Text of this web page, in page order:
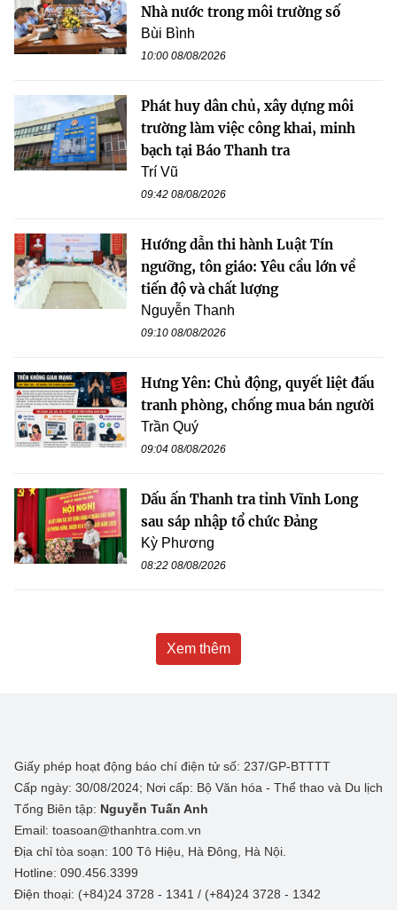
Nhà nước trong môi trường số
Bùi Bình
10:00 08/08/2026
Phát huy dân chủ, xây dựng môi
trường làm việc công khai, minh
bạch tại Báo Thanh tra
Trí Vũ
09:42 08/08/2026
Hướng dẫn thi hành Luật Tín
ngưỡng, tôn giáo: Yêu cầu lớn về
tiến độ và chất lượng
Nguyễn Thanh
09:10 08/08/2026
Hưng Yên: Chủ động, quyết liệt đấu
tranh phòng, chống mua bán người
Trần Quý
09:04 08/08/2026
Dấu ấn Thanh tra tỉnh Vĩnh Long
sau sáp nhập tổ chức Đảng
Kỳ Phương
08:22 08/08/2026
Xem thêm
Giấy phép hoạt động báo chí điện tử số: 237/GP-BTTTT
Cấp ngày: 30/08/2024; Nơi cấp: Bộ Văn hóa - Thể thao và Du lịch
Tổng Biên tập: Nguyễn Tuấn Anh
Email: toasoan@thanhtra.com.vn
Địa chỉ tòa soạn: 100 Tô Hiệu, Hà Đông, Hà Nội.
Hotline: 090.456.3399
Điện thoại: (+84)24 3728 - 1341 / (+84)24 3728 - 1342